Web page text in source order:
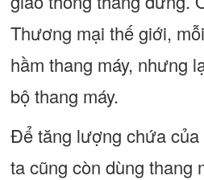
Thương mại thế giới,
hầm thang máy, nhưng
bộ thang máy.
Để tăng lượng chứa của
ta cũng còn dùng thang